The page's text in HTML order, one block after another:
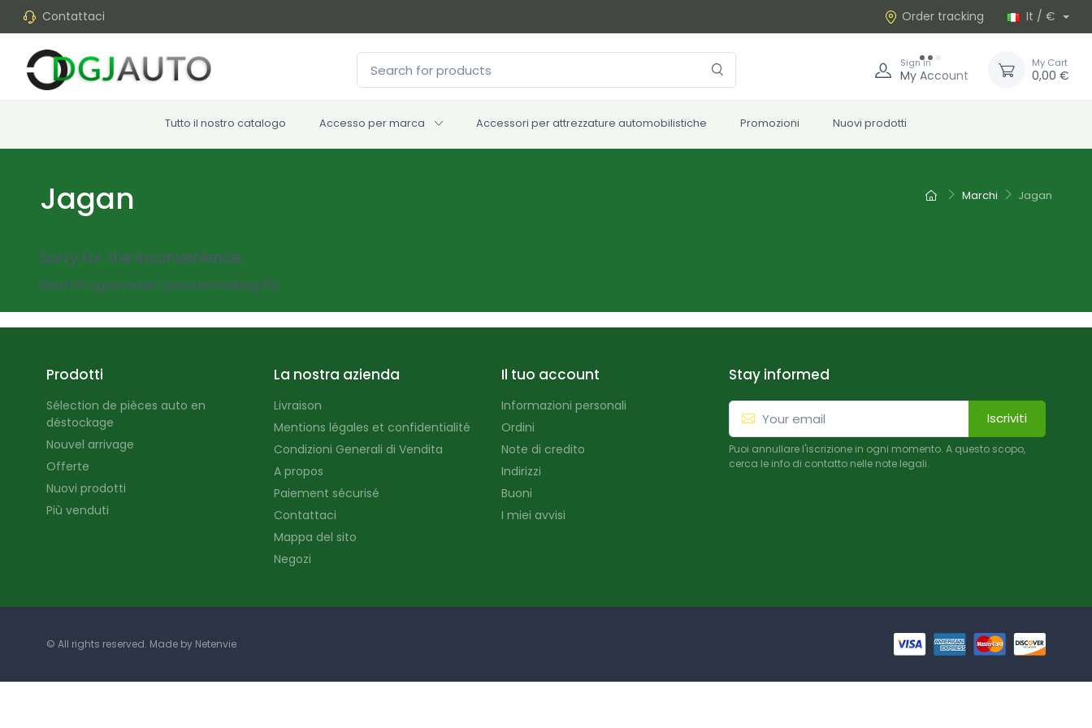
Contattaci Order tracking It / €
Sign in
My Account
My Cart
0,00 €
Tutto il nostro catalogo Accesso per marca Accessori per attrezzature automobilistiche Promozioni Nuovi prodotti
Marchi Jagan
Jagan
Sorry for the inconvenience.
Search again what you are looking for
Prodotti
Sélection de pièces auto en
déstockage
Nouvel arrivage
Offerte
Nuovi prodotti
Più venduti
La nostra azienda
Livraison
Mentions légales et confidentialité
Condizioni Generali di Vendita
A propos
Paiement sécurisé
Contattaci
Mappa del sito
Negozi
Il tuo account
Informazioni personali
Ordini
Note di credito
Indirizzi
Buoni
I miei avvisi
Stay informed
Iscriviti
Puoi annullare l'iscrizione in ogni momento. A questo scopo,
cerca le info di contatto nelle note legali.
© All rights reserved. Made by Netenvie